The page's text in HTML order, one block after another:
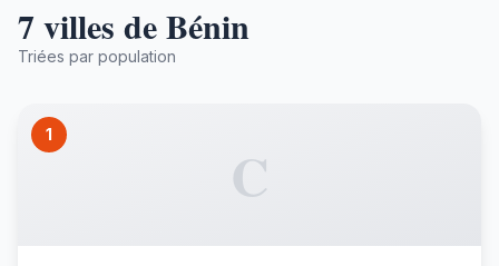
7 villes de Bénin
Triées par population
1
C